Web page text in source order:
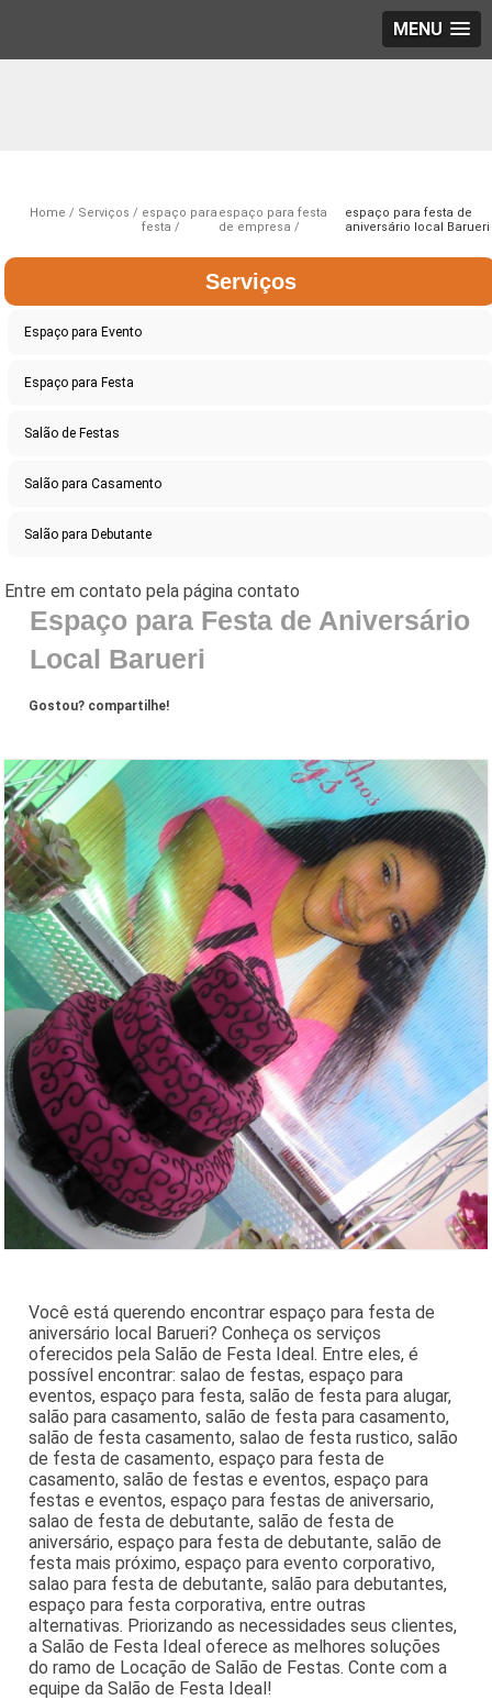
MENU
Home Serviços
espaço para
festa
espaço para festa
de empresa
espaço para festa de
aniversário local Barueri
Serviços
Espaço para Evento
Espaço para Festa
Salão de Festas
Salão para Casamento
Salão para Debutante
Espaço para Festa de Aniversário
Local Barueri
Gostou? compartilhe!
Você está querendo encontrar espaço para festa de
aniversário local Barueri? Conheça os serviços
oferecidos pela Salão de Festa Ideal. Entre eles, é
possível encontrar: salao de festas, espaço para
eventos, espaço para festa, salão de festa para alugar,
salão para casamento, salão de festa para casamento,
salão de festa casamento, salao de festa rustico, salão
de festa de casamento, espaço para festa de
casamento, salão de festas e eventos, espaço para
festas e eventos, espaço para festas de aniversario,
salao de festa de debutante, salão de festa de
aniversário, espaço para festa de debutante, salão de
festa mais próximo, espaço para evento corporativo,
salao para festa de debutante, salão para debutantes,
espaço para festa corporativa, entre outras
alternativas. Priorizando as necessidades seus clientes,
a Salão de Festa Ideal oferece as melhores soluções
do ramo de Locação de Salão de Festas. Conte com a
equipe da Salão de Festa Ideal!